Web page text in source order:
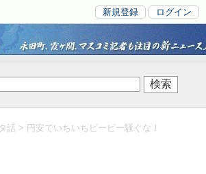
新規登録 ログイン
話 > 円安でいちいちピーピー騒ぐな！